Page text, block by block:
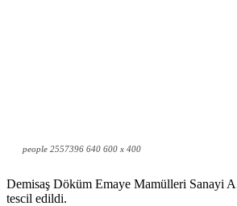
people 2557396 640 600 x 400
Demisaş Döküm Emaye Mamülleri Sanayi
tescil edildi.